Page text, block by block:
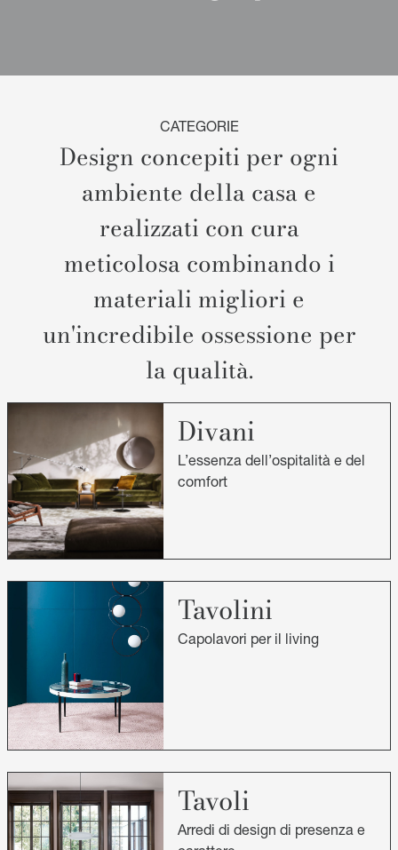
CATEGORIE
Design concepiti per ogni
ambiente della casa e
realizzati con cura
meticolosa combinando i
materiali migliori e
un'incredibile ossessione per
la qualità.
Divani
L’essenza dell’ospitalità e del
comfort
Tavolini
Capolavori per il living
Tavoli
Arredi di design di presenza e